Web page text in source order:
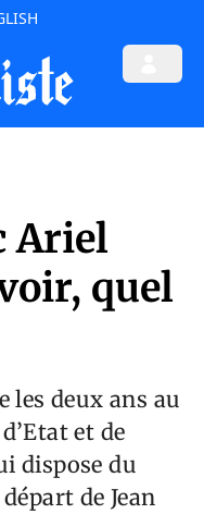
Ariel
quel
les deux ans au
et de
dispose du
de Jean